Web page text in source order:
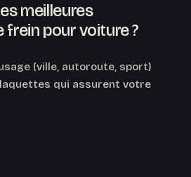
meilleures
frein pour voiture ?
(ville, autoroute, sport)
qui assurent votre